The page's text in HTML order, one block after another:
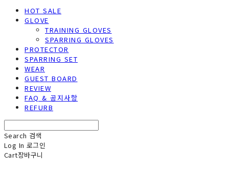
HOT SALE
GLOVE
TRAINING GLOVES
SPARRING GLOVES
PROTECTOR
SPARRING SET
WEAR
GUEST BOARD
REVIEW
FAQ & 공지사항
REFURB
Search 검색
Log In 로그인
Cart장바구니